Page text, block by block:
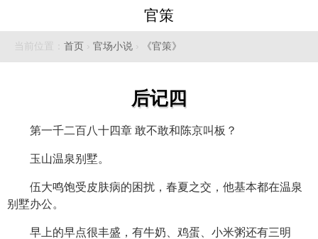
官策
当前位置： 首页 › 官场小说 › 《官策》
后记四
第一千二百八十四章 敢不敢和陈京叫板？
玉山温泉别墅。
伍大鸣饱受皮肤病的困扰，春夏之交，他基本都在温泉
别墅办公。
早上的早点很丰盛，有牛奶、鸡蛋、小米粥还有三明